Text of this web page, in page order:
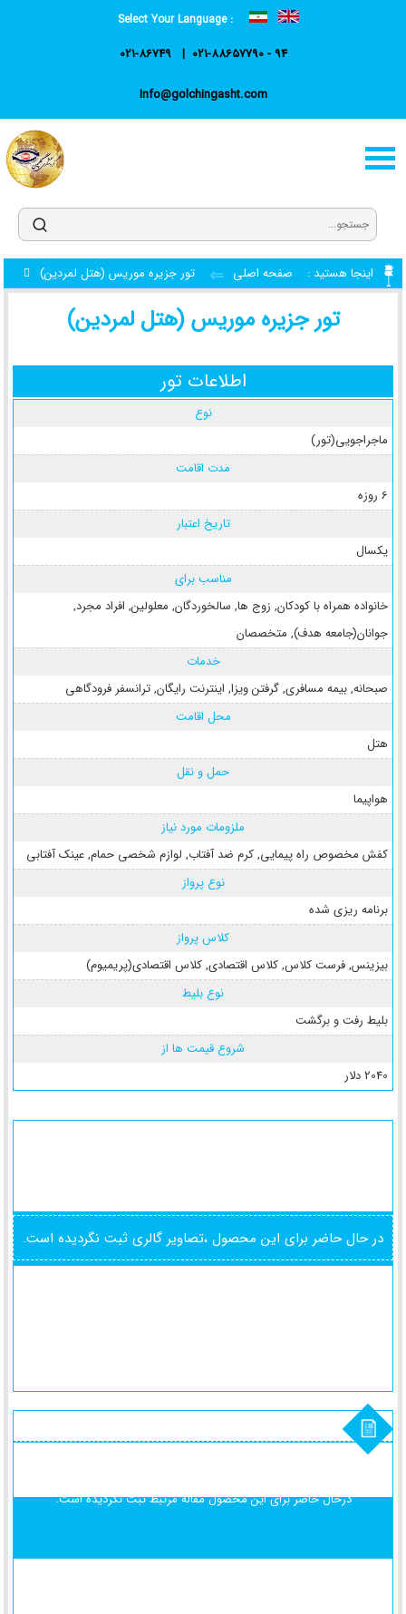
Select Your Language :
021-88657790 - 94
021-86749
Info@golchingasht.com
اینجا هستید : صفحه اصلی تور جزیره موریس (هتل لمردین)
تور جزیره موریس (هتل لمردین)
اطلاعات تور
نوع
ماجراجویی(تور)
مدت اقامت
6 روزه
تاریخ اعتبار
یکسال
مناسب برای
خانواده همراه با کودکان, زوج ها, سالخوردگان, معلولین, افراد مجرد,
جوانان(جامعه هدف), متخصصان
خدمات
صبحانه, بیمه مسافری, گرفتن ویزا, اینترنت رایگان, ترانسفر فرودگاهی
محل اقامت
هتل
حمل و نقل
هواپیما
ملزومات مورد نیاز
کفش مخصوص راه پیمایی, کرم ضد آفتاب, لوازم شخصی حمام, عینک آفتابی
نوع پرواز
برنامه ریزی شده
کلاس پرواز
بیزینس, فرست کلاس, کلاس اقتصادی, کلاس اقتصادی(پریمیوم)
نوع بلیط
بلیط رفت و برگشت
شروع قیمت ها از
2040 دلار
در حال حاضر برای این محصول ،تصاویر گالری ثبت نگردیده است.
درحال حاضر برای این محصولمقاله مرتبط ثبت نگردیده است.